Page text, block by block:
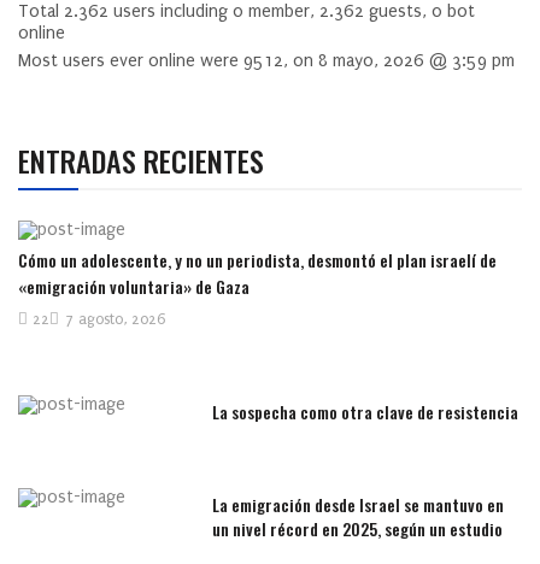
Total 2.362 users including 0 member, 2.362 guests, 0 bot
online
Most users ever online were 9512, on 8 mayo, 2026 @ 3:59 pm
ENTRADAS RECIENTES
Cómo un adolescente, y no un periodista, desmontó el plan israelí de
«emigración voluntaria» de Gaza
7 agosto, 2026
22
La sospecha como otra clave de resistencia
La emigración desde Israel se mantuvo en
un nivel récord en 2025, según un estudio